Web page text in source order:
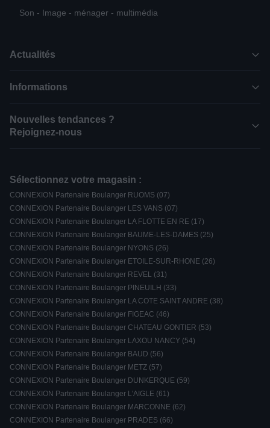
Son - Image - ménager - multimédia
Actualités
Informations
Nouvelles tendances ?
Rejoignez-nous
Sélectionnez votre magasin :
CONNEXION Partenaire Boulanger RUOMS (07)
CONNEXION Partenaire Boulanger LES VANS (07)
CONNEXION Partenaire Boulanger LA FLOTTE EN RE (17)
CONNEXION Partenaire Boulanger BAUME-LES-DAMES (25)
CONNEXION Partenaire Boulanger NYONS (26)
CONNEXION Partenaire Boulanger ETOILE-SUR-RHONE (26)
CONNEXION Partenaire Boulanger REVEL (31)
CONNEXION Partenaire Boulanger PINEUILH (33)
CONNEXION Partenaire Boulanger LA COTE SAINT ANDRE (38)
CONNEXION Partenaire Boulanger FIGEAC (46)
CONNEXION Partenaire Boulanger CHATEAU GONTIER (53)
CONNEXION Partenaire Boulanger LAXOU NANCY (54)
CONNEXION Partenaire Boulanger BAUD (56)
CONNEXION Partenaire Boulanger METZ (57)
CONNEXION Partenaire Boulanger DUNKERQUE (59)
CONNEXION Partenaire Boulanger L'AIGLE (61)
CONNEXION Partenaire Boulanger MARCONNE (62)
CONNEXION Partenaire Boulanger PRADES (66)